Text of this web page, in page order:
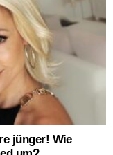
jünger! Wie